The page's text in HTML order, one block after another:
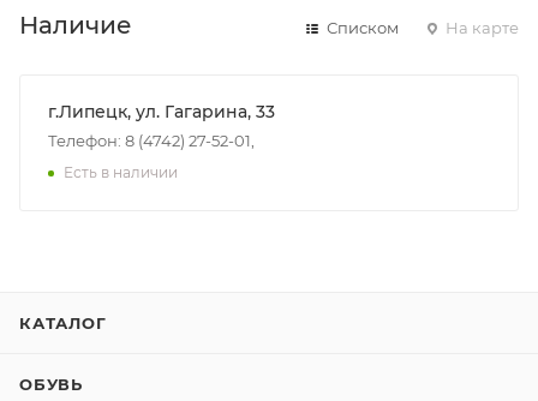
Наличие Списком На карте
г.Липецк, ул. Гагарина, 33
Телефон: 8 (4742) 27-52-01,
Есть в наличии
КАТАЛОГ
ОБУВЬ